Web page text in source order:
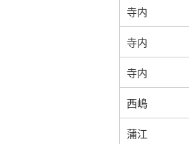
寺内
寺内
寺内
西嶋
蒲江